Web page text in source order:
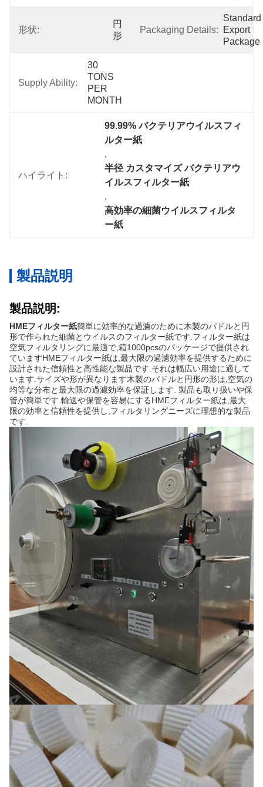
形状:
円
形
Packaging Details:
Standard
Export
Package
Supply Ability:
30
TONS
PER
MONTH
ハイライト:
99.99% バクテリアウイルスフィ
ルター紙
,
半径 カスタマイズ バクテリアウ
イルスフィルター紙
,
高効率の細菌ウイルスフィルタ
ー紙
製品説明
製品説明:
HMEフィルター紙簡単に効率的な過濾のために木製のパドルと円
形で作られた細菌とウイルスのフィルター紙です.フィルター紙は
空気フィルタリングに最適で,箱1000pcsのパッケージで提供され
ていますHMEフィルター紙は,最大限の過濾効率を提供するために
設計された信頼性と高性能な製品です.それは幅広い用途に適して
います.サイズや形が異なります木製のパドルと円形の形は,空気の
均等な分布と最大限の過濾効率を保証します. 製品も取り扱いや保
管が簡単です.輸送や保管を容易にするHMEフィルター紙は,最大
限の効率と信頼性を提供し,フィルタリングニーズに理想的な製品
です.